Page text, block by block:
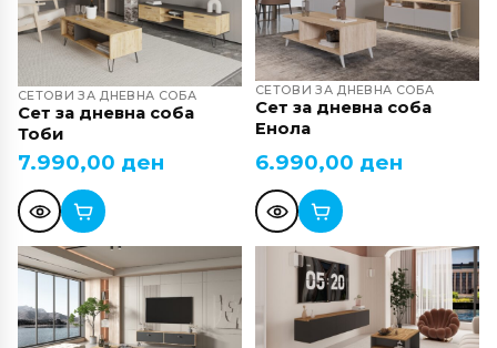
СЕТОВИ ЗА ДНЕВНА СОБА
Сет за дневна соба
Тоби
7.990,00 ден
СЕТОВИ ЗА ДНЕВНА СОБА
Сет за дневна соба
Енола
6.990,00 ден